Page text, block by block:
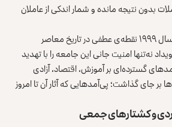
بدون نتیجه مانده و شمار اندکی از عاملان
آغاز قتل‌های هدفمند در سال ۱۹۹۹ نقطه‌ی عطفی در تاریخ معاصر
نه‌تنها امنیت جانی این جامعه را با تهدید
گسترده‌ای بر آموزش، اقتصاد، آزادی
جای گذاشت؛ پی‌آمدهایی که آثار آن تا امروز
و کشتارهای جمعی